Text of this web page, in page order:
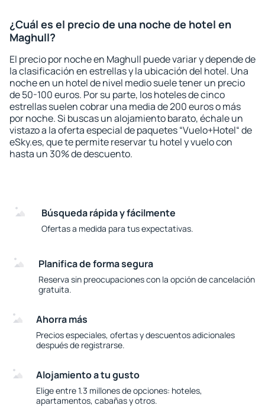
¿Cuál es el precio de una noche de hotel en
Maghull?
El precio por noche en Maghull puede variar y depende de
la clasificación en estrellas y la ubicación del hotel. Una
noche en un hotel de nivel medio suele tener un precio
de 50-100 euros. Por su parte, los hoteles de cinco
estrellas suelen cobrar una media de 200 euros o más
por noche. Si buscas un alojamiento barato, échale un
vistazo a la oferta especial de paquetes “Vuelo+Hotel“ de
eSky.es, que te permite reservar tu hotel y vuelo con
hasta un 30% de descuento.
Búsqueda rápida y fácilmente
Ofertas a medida para tus expectativas.
Planifica de forma segura
Reserva sin preocupaciones con la opción de cancelación
gratuita.
Ahorra más
Precios especiales, ofertas y descuentos adicionales
después de registrarse.
Alojamiento a tu gusto
Elige entre 1.3 millones de opciones: hoteles,
apartamentos, cabañas y otros.